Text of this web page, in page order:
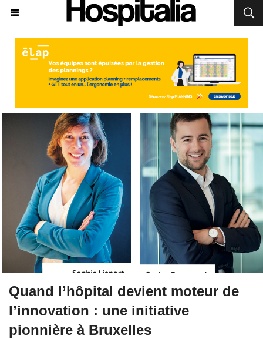
Quand l’hôpital devient moteur de
l’innovation : une initiative
pionnière à Bruxelles